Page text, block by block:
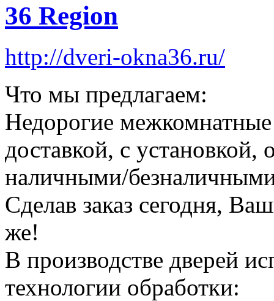
36 Region
http://dveri-okna36.ru/
Что мы предлагаем:
Недорогие
доставкой, с установкой,
наличными/
Сделав заказ сегодня,
же!
В производстве дверей
технологии обработки: